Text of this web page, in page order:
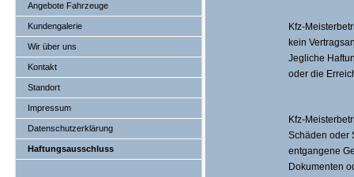
Angebote Fahrzeuge
Kundengalerie
Wir über uns
Kontakt
Standort
Impressum
Datenschutzerklärung
Haftungsausschluss
Kfz-
kein
Jegliche
oder die
Kfz-
Schäden oder
entgangene
Dokumenten